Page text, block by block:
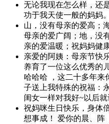
无论我现在怎么样，还
功于我天使一般的妈妈
山，没有母亲的爱高；
母亲的爱广阔；地，没
亲的爱温暖；祝妈妈健
亲爱的阿姨：母亲节快
养育了一位这么优秀的
哈哈哈 ，这二十多年来
子送上我特殊的祝福：
闺女一样对我好~以后
祝妈咪生日快乐，身体
想事成！ 爱你的晨、阵